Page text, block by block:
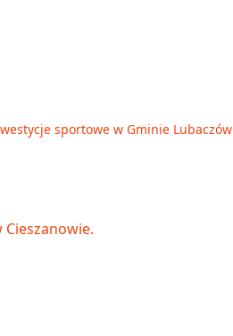
sportowe w Gminie Lubaczów